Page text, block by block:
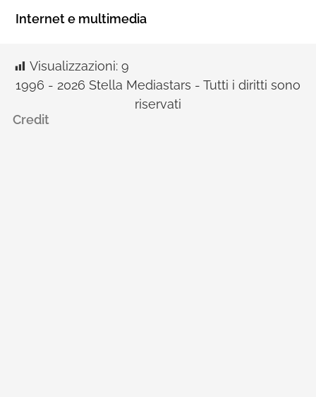
Internet e multimedia
Visualizzazioni: 9
1996 - 2026 Stella Mediastars - Tutti i diritti sono
riservati
Credit